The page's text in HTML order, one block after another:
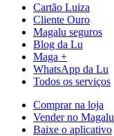
Cartão Luiza
Cliente Ouro
Magalu seguros
Blog da Lu
Maga +
WhatsApp da Lu
Todos os serviços
Comprar na loja
Vender no Magalu
Baixe o aplicativo